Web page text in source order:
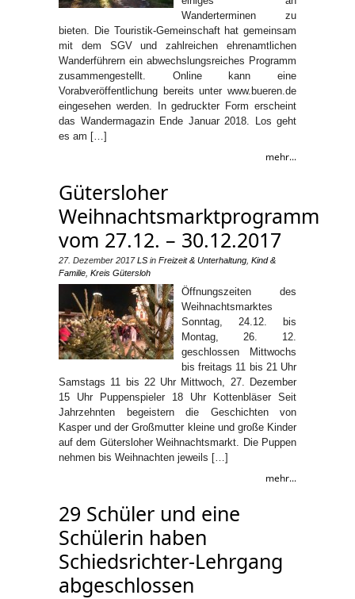
Wanderterminen zu
bieten. Die Touristik-Gemeinschaft hat gemeinsam
mit dem SGV und zahlreichen ehrenamtlichen
Wanderführern ein abwechslungsreiches Programm
zusammengestellt. Online kann eine
Vorabveröffentlichung bereits unter www.bueren.de
eingesehen werden. In gedruckter Form erscheint
das Wandermagazin Ende Januar 2018. Los geht
es am […]
mehr...
Gütersloher
Weihnachtsmarktprogramm
vom 27.12. – 30.12.2017
27. Dezember 2017 LS in Freizeit & Unterhaltung Kind &
Familie Kreis Gütersloh
Öffnungszeiten des
Weihnachtsmarktes
Sonntag, 24.12. bis
Montag, 26. 12.
geschlossen Mittwochs
bis freitags 11 bis 21 Uhr
Samstags 11 bis 22 Uhr Mittwoch, 27. Dezember
15 Uhr Puppenspieler 18 Uhr Kottenbläser Seit
Jahrzehnten begeistern die Geschichten von
Kasper und der Großmutter kleine und große Kinder
auf dem Gütersloher Weihnachtsmarkt. Die Puppen
nehmen bis Weihnachten jeweils […]
mehr...
29 Schüler und eine
Schülerin haben
Schiedsrichter-Lehrgang
abgeschlossen